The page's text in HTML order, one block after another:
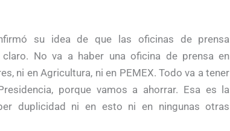
su idea de que las oficinas de prensa
No va a haber una oficina de prensa en
ni en Agricultura, ni en PEMEX. Todo va a tener
porque vamos a ahorrar. Esa es la
duplicidad ni en esto ni en ningunas otras